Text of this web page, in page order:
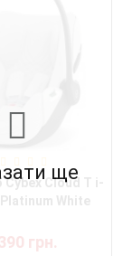
Cybex Cloud T i-
грн.
ще